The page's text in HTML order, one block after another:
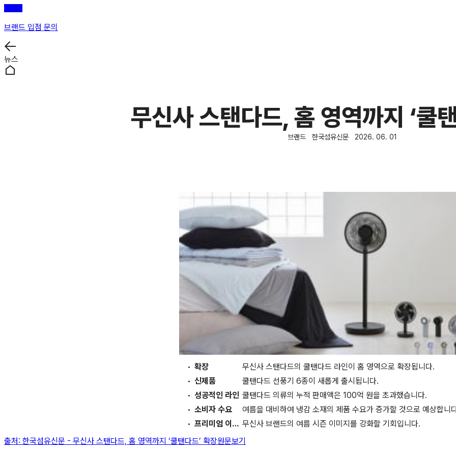
브랜드 입점 문의
뉴스
무신사 스탠다드, 홈 영역까지 ‘쿨
브랜드 한국섬유신문 2026. 06. 01
확장
무신사 스탠다드의 쿨탠다드 라인이 홈 영역으로 확장됩니다.
신제품
쿨탠다드 선풍기 6종이 새롭게 출시됩니다.
성공적인 라인 쿨탠다드 의류의 누적 판매액은 100억 원을 초과했습니다.
소비자 수요
여름을 대비하여 냉감 소재의 제품 수요가 증가할 것으로 예상합니
프리미엄 이미지 무신사 브랜드의 여름 시즌 이미지를 강화할 기회입니다.
출처: 한국섬유신문 - 무신사 스탠다드, 홈 영역까지 ‘쿨탠다드’ 확장원문보기